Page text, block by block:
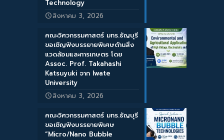
Technology
สิงหาคม 3, 2026
คณะวิศวกรรมศาสตร์ มทร.ธัญบุรี
ขอเชิญฟังบรรยายพิเศษด้านสิ่ง
แวดล้อมและการเกษตร โดย
Assoc. Prof. Takahashi
Katsuyuki จาก Iwate
University
สิงหาคม 3, 2026
คณะวิศวกรรมศาสตร์ มทร.ธัญบุรี
ขอเชิญฟังบรรยายพิเศษ
“Micro/Nano Bubble